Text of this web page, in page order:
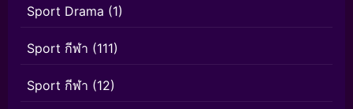
Sport Drama (1)
Sport กีฬา (111)
Sport กีฬา (12)